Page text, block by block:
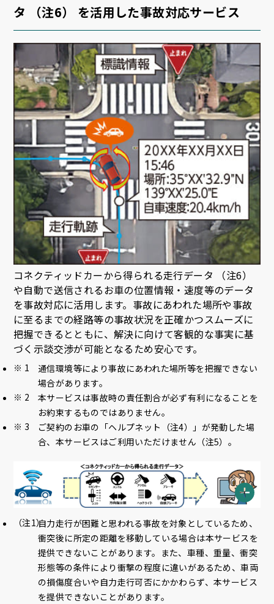
タ （注6） を活用した事故対応サービス
コネクティッドカーから得られる走行データ （注6）
や自動で送信されるお車の位置情報・速度等のデータ
を事故対応に活用します。事故にあわれた場所や事故
に至るまでの経路等の事故状況を正確かつスムーズに
把握できるとともに、解決に向けて客観的な事実に基
づく示談交渉が可能となるため安心です。
通信環境等により事故にあわれた場所等を把握できない
場合があります。
本サービスは事故時の責任割合が必ず有利になることを
お約束するものではありません。
ご契約のお車の「ヘルプネット（注4）」が発動した場
合、本サービスはご利用いただけません（注5）。
自力走行が困難と思われる事故を対象としているため、
衝突後に所定の距離を移動している場合は本サービスを
提供できないことがあります。また、車種、重量、衝突
形態等の条件により衝撃の程度に違いがあるため、車両
の損傷度合いや自力走行可否にかかわらず、本サービス
を提供できないことがあります。